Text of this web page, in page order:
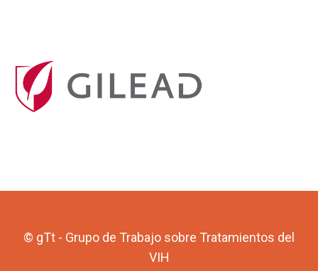
© gTt - Grupo de Trabajo sobre Tratamientos del
VIH